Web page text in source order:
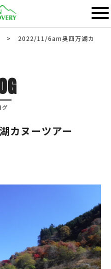
> 2022/11/6am奥四万湖カ
グ
カヌーツアー